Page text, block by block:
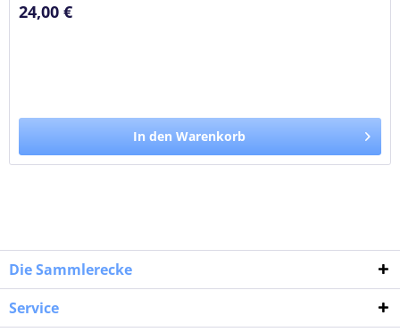
24,00 €
In den Warenkorb
Die Sammlerecke
Service